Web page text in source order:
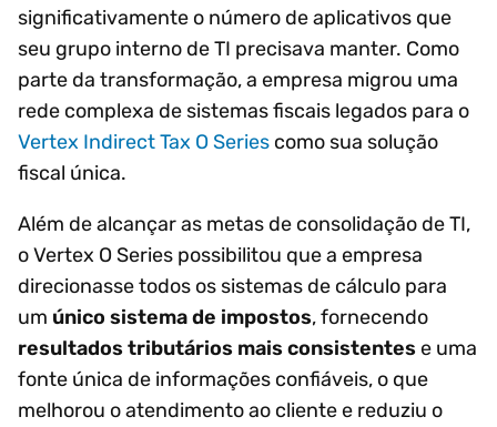
significativamente o número de aplicativos que
seu grupo interno de TI precisava manter. Como
parte da transformação, a empresa migrou uma
rede complexa de sistemas fiscais legados para o
Vertex Indirect Tax O Series como sua solução
fiscal única.
Além de alcançar as metas de consolidação de TI,
o Vertex O Series possibilitou que a empresa
direcionasse todos os sistemas de cálculo para
um único sistema de impostos, fornecendo
resultados tributários mais consistentese uma
fonte única de informações confiáveis, o que
melhorou o atendimento ao cliente e reduziu o